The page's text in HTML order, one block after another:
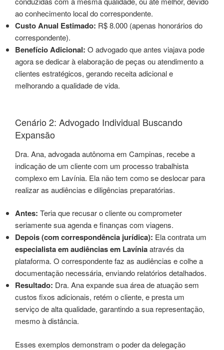
ao conhecimento local do correspondente.
Custo Anual Estimado: R$ 8.000 (apenas honorários do
correspondente).
Benefício Adicional: O advogado que antes viajava pode
agora se dedicar à elaboração de peças ou atendimento a
clientes estratégicos, gerando receita adicional e
melhorando a qualidade de vida.
Cenário 2: Advogado Individual Buscando
Expansão
Dra. Ana, advogada autônoma em Campinas, recebe a
indicação de um cliente com um processo trabalhista
complexo em Lavínia. Ela não tem como se deslocar para
realizar as audiências e diligências preparatórias.
Antes: Teria que recusar o cliente ou comprometer
seriamente sua agenda e finanças com viagens.
Depois (com correspondência jurídica): Ela contrata um
especialista em audiências em Lavíniaatravés da
plataforma. O correspondente faz as audiências e colhe a
documentação necessária, enviando relatórios detalhados.
Resultado: Dra. Ana expande sua área de atuação sem
custos fixos adicionais, retém o cliente, e presta um
serviço de alta qualidade, garantindo a sua representação,
mesmo à distância.
Esses exemplos demonstram o poder da delegação